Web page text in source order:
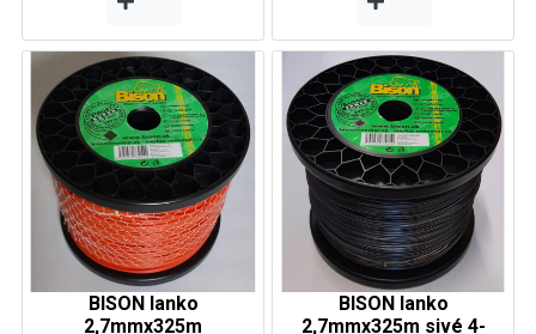
BISON lanko
2,7mmx325m
BISON lanko
2,7mmx325m sivé 4-